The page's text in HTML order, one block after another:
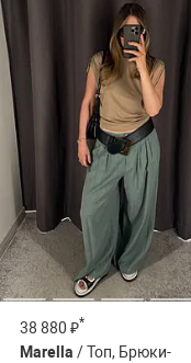
38 880 ₽*
Marella / Топ, Брюки-